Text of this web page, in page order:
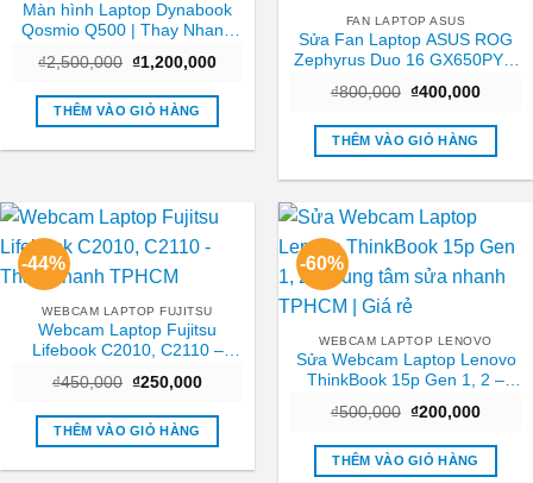
Màn hình Laptop Dynabook
Qosmio Q500 | Thay Nhanh
₫2,500,000 Giá
gốc
là:
₫2,500,000.
₫1,200,000Giá
tại
₫1,200,000.
THÊM VÀO GIỎ HÀNG
FAN LAPTOP ASUS
Sửa Fan Laptop ASUS ROG
Zephyrus Duo 16 GX650PY –
Rẻ
₫800,000 Giá
là:
₫800,000.
₫400,000Giá
tại
THÊM VÀO GIỎ HÀNG
-44%
WEBCAM LAPTOP FUJITSU
Webcam Laptop Fujitsu
Lifebook C2010, C2110 –
₫450,000 Giá
là:
₫450,000.
₫250,000Giá
tại
₫250,000.
THÊM VÀO GIỎ HÀNG
-60%
WEBCAM LAPTOP LENOVO
Sửa Webcam Laptop Lenovo
ThinkBook 15p Gen 1, 2 –
| Giá rẻ
₫500,000 Giá
là:
₫500,000.
₫200,000Giá
tại
THÊM VÀO GIỎ HÀNG